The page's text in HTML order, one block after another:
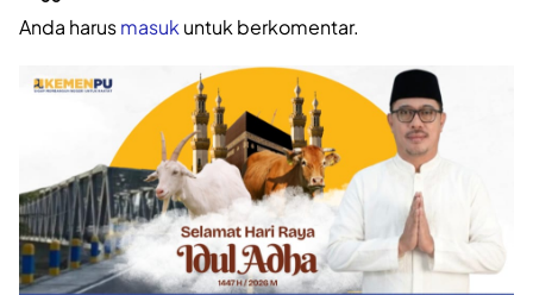
Anda harusmasukuntuk berkomentar.